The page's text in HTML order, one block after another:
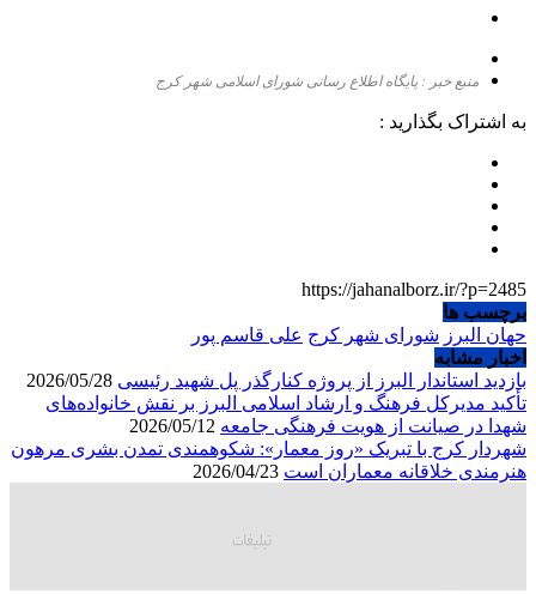
منبع خبر : پایگاه اطلاع رسانی شورای اسلامی شهر کرج
به اشتراک بگذارید :
https://jahanalborz.ir/?p=2485
برچسب ها
حهان البرز شورای شهر کرج علی قاسم پور
اخبار مشابه
بازدید استاندار البرز از پروژه کنارگذر پل شهید رئیسی
تأکید مدیرکل فرهنگ و ارشاد اسلامی البرز بر نقش خانواده‌های
شهدا در صیانت از هویت فرهنگی جامعه
شهردار کرج با تبریک «روز معمار»: شکوهمندی تمدن بشری مرهون
هنرمندی خلاقانه معماران است